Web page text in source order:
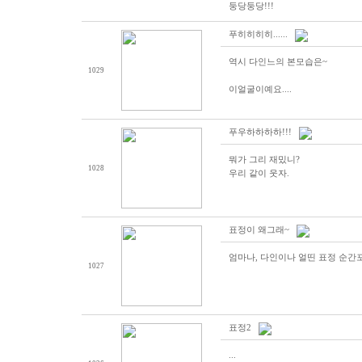
둥당둥당!!!
1029
푸히히히히......
역시 다인느의 본모습은~
이얼굴이예요....
1028
푸우하하하하!!!
뭐가 그리 재밌니?
우리 같이 웃자.
1027
표정이 왜그래~
엄마나, 다인이나 얼띤 표정 순간
표정2